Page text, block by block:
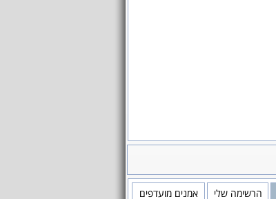
הרשימה שלי אמנים מועדפים